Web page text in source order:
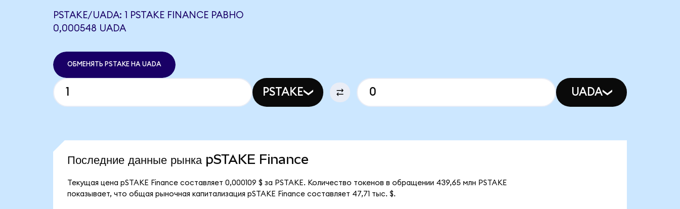
PSTAKE/UADA: 1 PSTAKE FINANCE РАВНО
0,000548 UADA
ОБМЕНЯТЬ PSTAKE НА UADA
PSTAKE UADA
Последние данные рынка pSTAKE Finance
Текущая цена pSTAKE Finance составляет 0,000109 $ за PSTAKE. Количество токенов в обращении 439,65 млн PSTAKE
показывает, что общая рыночная капитализация pSTAKE Finance составляет 47,71 тыс. $.